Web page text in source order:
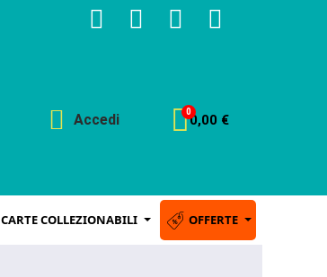
Accedi 0,00 €
CARTE COLLEZIONABILI OFFERTE